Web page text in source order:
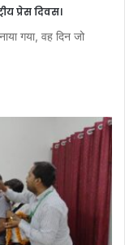
प्रेस दिवस।
गया, वह दिन जो